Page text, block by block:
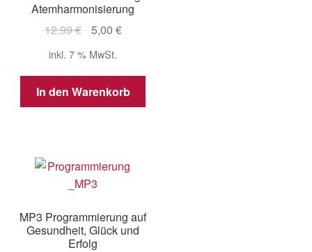
Atemharmonisierung
12,99€
Ursprünglicher
war:
12,99 €
5,00 €Aktueller
5,00 €.
inkl. 7 % MwSt.
In den Warenkorb
MP3 Programmierung auf
Gesundheit, Glück und
Erfolg